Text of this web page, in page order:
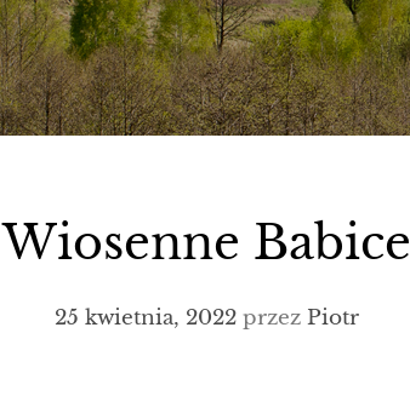
Wiosenne Babice
25 kwietnia, 2022przez Piotr